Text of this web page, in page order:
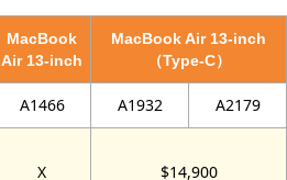
MacBook
Air 13-inch
MacBook Air 13-inch
（Type-C）
A1466 A1932 A2179
X $14,900